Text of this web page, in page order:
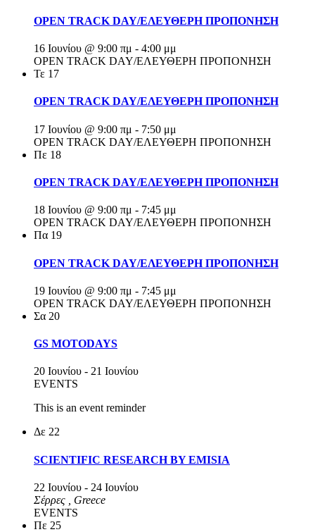
OPEN TRACK DAY/ΕΛΕΥΘΕΡΗ ΠΡΟΠΟΝΗΣΗ
16 Ιουνίου @ 9:00 πμ - 4:00 μμ
OPEN TRACK DAY/ΕΛΕΥΘΕΡΗ ΠΡΟΠΟΝΗΣΗ
Τε 17
OPEN TRACK DAY/ΕΛΕΥΘΕΡΗ ΠΡΟΠΟΝΗΣΗ
17 Ιουνίου @ 9:00 πμ - 7:50 μμ
OPEN TRACK DAY/ΕΛΕΥΘΕΡΗ ΠΡΟΠΟΝΗΣΗ
Πε 18
OPEN TRACK DAY/ΕΛΕΥΘΕΡΗ ΠΡΟΠΟΝΗΣΗ
18 Ιουνίου @ 9:00 πμ - 7:45 μμ
OPEN TRACK DAY/ΕΛΕΥΘΕΡΗ ΠΡΟΠΟΝΗΣΗ
Πα 19
OPEN TRACK DAY/ΕΛΕΥΘΕΡΗ ΠΡΟΠΟΝΗΣΗ
19 Ιουνίου @ 9:00 πμ - 7:45 μμ
OPEN TRACK DAY/ΕΛΕΥΘΕΡΗ ΠΡΟΠΟΝΗΣΗ
Σα 20
GS MOTODAYS
20 Ιουνίου - 21 Ιουνίου
EVENTS
This is an event reminder
Δε 22
SCIENTIFIC RESEARCH BY EMISIA
22 Ιουνίου - 24 Ιουνίου
Σέρρες
, Greece
EVENTS
Πε 25